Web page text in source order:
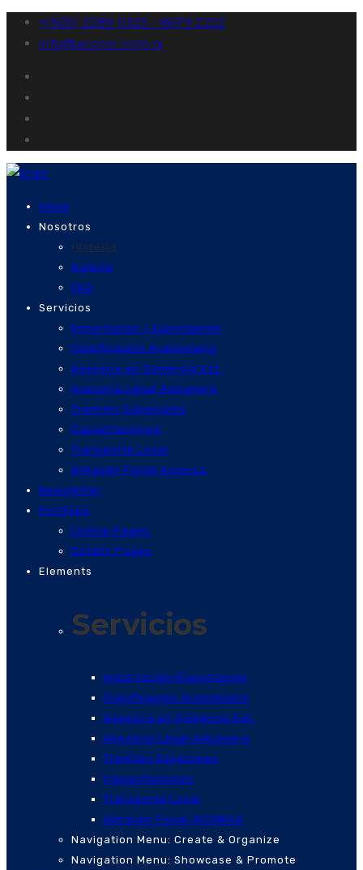
+(505) 2289 0325 - 8679 2222
info@aconic.com.ni
Inicio
Nosotros
Historia
Galería
FAQ
Servicios
Importación / Exportación
Clasificación Arancelaria
Asesoría en Comercio Ext.
Asesoría Legal Aduanera
Tramites Especiales
Capacitaciones
Transporte Local
Almacén Fiscal Aconisa
Newsletter
Portfolio
Listing Pages
Details Pages
Elements
Servicios
Importación/Exportación
Clasificación Arancelaria
Asesoría en Comercio Ext.
Asesoría Legal Aduanera
Tramites Especiales
Capacitaciones
Transporte Local
Almacén Fiscal ACONISA
Navigation Menu: Create & Organize
Navigation Menu: Showcase & Promote